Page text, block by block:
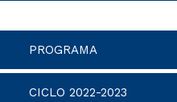
PROGRAMA
CICLO 2022-2023